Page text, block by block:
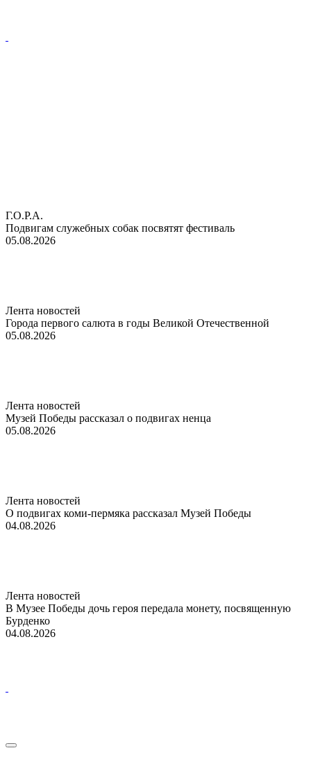
Г.О.Р.А.
Подвигам служебных собак посвятят фестиваль
05.08.2026
Лента новостей
Города первого салюта в годы Великой Отечественной
05.08.2026
Лента новостей
Музей Победы рассказал о подвигах ненца
05.08.2026
Лента новостей
О подвигах коми-пермяка рассказал Музей Победы
04.08.2026
Лента новостей
В Музее Победы дочь героя передала монету, посвященную
Бурденко
04.08.2026